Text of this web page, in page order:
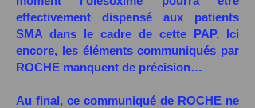
effectivement dispensé aux patients
SMA dans le cadre de cette PAP. Ici
encore, les éléments communiqués par
ROCHE manquent de précision…
Au final, ce communiqué de ROCHE ne